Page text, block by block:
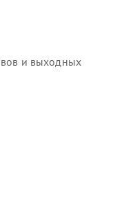
и выходных